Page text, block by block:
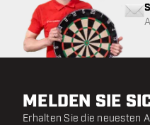
MELDEN SIE
Erhalten Sie die neuesten